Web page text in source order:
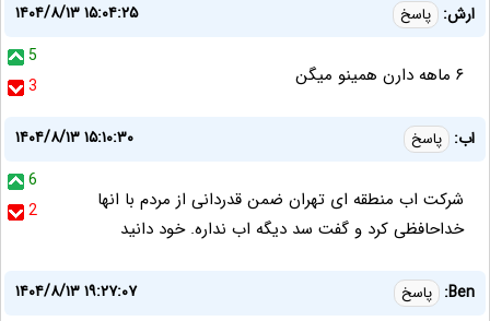
ارش: پاسخ
۱۴۰۴/۸/۱۳ ۱۵:۰۴:۲۵
5
3
۶ ماهه دارن همینو میگن
اب: پاسخ
۱۴۰۴/۸/۱۳ ۱۵:۱۰:۳۰
6
2
شرکت اب منطقه ای تهران ضمن قدردانی از مردم با انها
خداحافظی کرد و گفت سد دیگه اب نداره. خود دانید
Ben: پاسخ
۱۴۰۴/۸/۱۳ ۱۹:۲۷:۰۷